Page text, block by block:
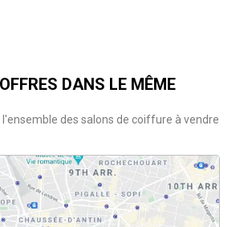
DANS LE MÊME
l'ensemble des salons de coiffure à vendre